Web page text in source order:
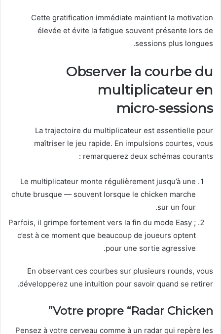
Cette gratification immédiate maintient la motivation
élevée et évite la fatigue souvent présente lors de
sessions plus longues.
Observer la courbe du
multiplicateur en
micro‑sessions
La trajectoire du multiplicateur est essentielle pour
maîtriser le jeu rapide. En impulsions courtes, vous
remarquerez deux schémas courants :
Le multiplicateur monte régulièrement jusqu’à une
chute brusque — souvent lorsque le chicken marche
sur un four.
Parfois, il grimpe fortement vers la fin du mode Easy ;
c’est à ce moment que beaucoup de joueurs optent
pour une sortie agressive.
En observant ces courbes sur plusieurs rounds, vous
développerez une intuition pour savoir quand se retirer.
Votre propre “Radar Chicken”
Pensez à votre cerveau comme à un radar qui repère les